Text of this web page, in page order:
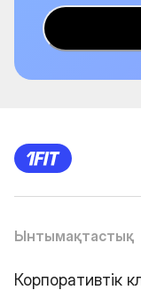
Ынтымақтастық
Корпоративтік